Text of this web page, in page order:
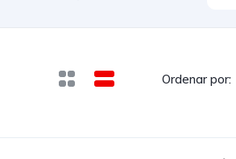
Ordenar por: